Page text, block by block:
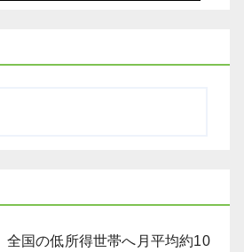
全国の低所得世帯へ月平均約10